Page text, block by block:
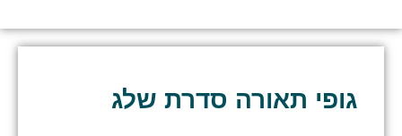
גופי תאורה סדרת שלג